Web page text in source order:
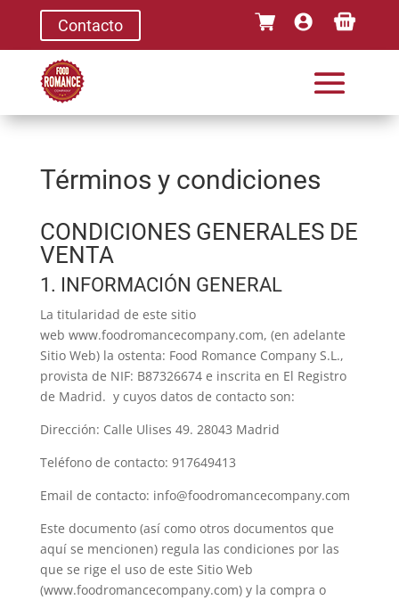
Contacto
Términos y condiciones
CONDICIONES GENERALES DE
VENTA
1. INFORMACIÓN GENERAL
La titularidad de este sitio
web www.foodromancecompany.com, (en adelante
Sitio Web) la ostenta: Food Romance Company S.L.,
provista de NIF: B87326674 e inscrita en El Registro
de Madrid. y cuyos datos de contacto son:
Dirección: Calle Ulises 49. 28043 Madrid
Teléfono de contacto: 917649413
Email de contacto: info@foodromancecompany.com
Este documento (así como otros documentos que
aquí se mencionen) regula las condiciones por las
que se rige el uso de este Sitio Web
(www.foodromancecompany.com) y la compra o